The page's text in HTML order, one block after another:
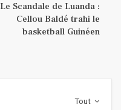
Le Scandale de Luanda :
Cellou Baldé trahi le
basketball Guinéen
Tout